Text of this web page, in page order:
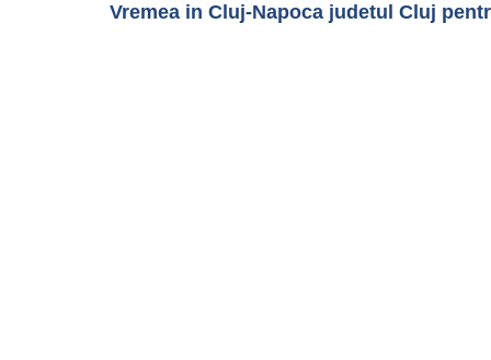
Vremea in Cluj-Napoca judetul Cluj